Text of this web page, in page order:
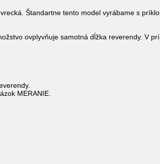
Štandartne tento model vyrábame s
ovplyvňuje samotná dĺžka reverendy. V
MERANIE.